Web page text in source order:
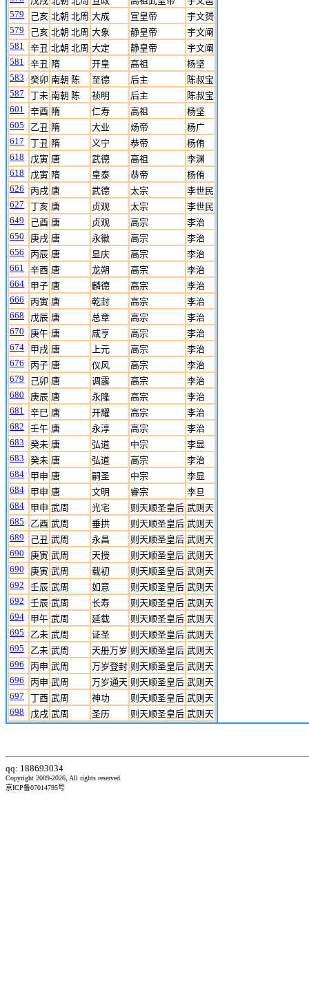
579
己亥 北朝 北周 大成 宣皇帝
宇文赟
579
己亥 北朝 北周 大象 静皇帝
宇文阐
581
辛丑 北朝 北周 大定 静皇帝
宇文阐
581
辛丑 隋 开皇 高祖
杨坚
583
癸卯 南朝 陈 至德 后主
陈叔宝
587
丁未 南朝 陈 祯明 后主
陈叔宝
601
辛酉 隋 仁寿 高祖
杨坚
605
乙丑 隋 大业 炀帝
杨广
617
丁丑 隋 义宁 恭帝
杨侑
618
戊寅 唐 武德 高祖
李渊
618
戊寅 隋 皇泰 恭帝
杨侑
626
丙戌 唐 武德 太宗
李世民
627
丁亥 唐 贞观 太宗
李世民
649
己酉 唐 贞观 高宗
李治
650
庚戌 唐 永徽 高宗
李治
656
丙辰 唐 显庆 高宗
李治
661
辛酉 唐 龙朔 高宗
李治
664
甲子 唐 麟德 高宗
李治
666
丙寅 唐 乾封 高宗
李治
668
戊辰 唐 总章 高宗
李治
670
庚午 唐 咸亨 高宗
李治
674
甲戌 唐 上元 高宗
李治
676
丙子 唐 仪风 高宗
李治
679
己卯 唐 调露 高宗
李治
680
庚辰 唐 永隆 高宗
李治
681
辛巳 唐 开耀 高宗
李治
682
壬午 唐 永淳 高宗
李治
683
癸未 唐 弘道 中宗
李显
683
癸未 唐 弘道 高宗
李治
684
甲申 唐 嗣圣 中宗
李显
684
甲申 唐 文明 睿宗
李旦
684
甲申 武周 光宅 则天顺圣皇后 武则天
685
乙酉 武周 垂拱 则天顺圣皇后 武则天
689
己丑 武周 永昌 则天顺圣皇后 武则天
690
庚寅 武周 天授 则天顺圣皇后 武则天
690
庚寅 武周 载初 则天顺圣皇后 武则天
692
壬辰 武周 如意 则天顺圣皇后 武则天
692
壬辰 武周 长寿 则天顺圣皇后 武则天
694
甲午 武周 延载 则天顺圣皇后 武则天
695
乙未 武周 证圣 则天顺圣皇后 武则天
695
乙未 武周 天册万岁 则天顺圣皇后 武则天
696
丙申 武周 万岁登封 则天顺圣皇后 武则天
696
丙申 武周 万岁通天 则天顺圣皇后 武则天
697
丁酉 武周 神功 则天顺圣皇后 武则天
698
戊戌 武周 圣历 则天顺圣皇后 武则天
qq: 188693034
Copyright 2009-2026, All rights reserved.
京ICP备07014795号